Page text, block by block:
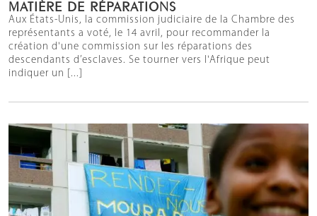
MATIÈRE DE RÉPARATIONS
Aux États-Unis, la commission judiciaire de la Chambre des
représentants a voté, le 14 avril, pour recommander la
création d'une commission sur les réparations des
descendants d’esclaves. Se tourner vers l'Afrique peut
indiquer un [...]